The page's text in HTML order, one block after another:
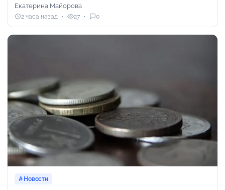
Екатерина Майорова
2 часа назад 27 0
Новости